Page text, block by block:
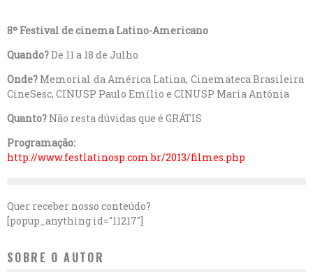
8º Festival de cinema Latino-Americano
Quando?De 11 a 18 de Julho
Onde? Memorial da América Latina, Cinemateca Brasileira
CineSesc, CINUSP Paulo Emílio e CINUSP Maria Antônia
Quanto? Não resta dúvidas que é GRÁTIS
Programação:
http://www.festlatinosp.com.br/2013/filmes.php
Quer receber nosso conteúdo?
[popup_anything id="11217"]
SOBRE O AUTOR